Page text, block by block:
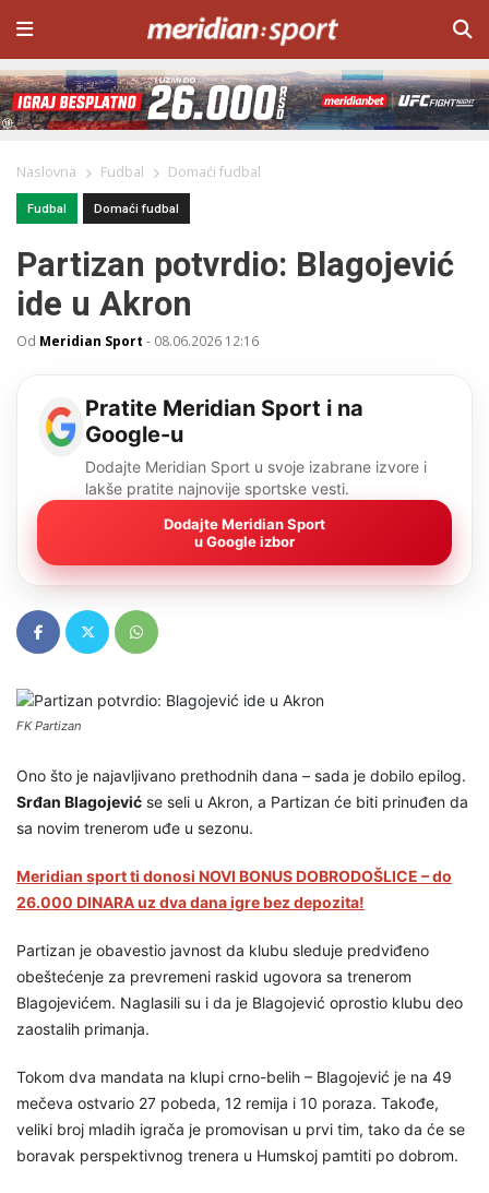
Naslovna Fudbal Domaći fudbal
Fudbal Domaći fudbal
Partizan potvrdio: Blagojević
ide u Akron
Od Meridian Sport - 08.06.2026 12:16
Pratite Meridian Sport i na
Google-u
Dodajte Meridian Sport u svoje izabrane izvore i
lakše pratite najnovije sportske vesti.
Dodajte Meridian Sport
u Google izbor
FK Partizan
Ono što je najavljivano prethodnih dana – sada je dobilo epilog.
Srđan Blagojević se seli u Akron, a Partizan će biti prinuđen da
sa novim trenerom uđe u sezonu.
Meridian sport ti donosi NOVI BONUS DOBRODOŠLICE – do
26.000 DINARA uz dva dana igre bez depozita!
Partizan je obavestio javnost da klubu sleduje predviđeno
obeštećenje za prevremeni raskid ugovora sa trenerom
Blagojevićem. Naglasili su i da je Blagojević oprostio klubu deo
zaostalih primanja.
Tokom dva mandata na klupi crno-belih – Blagojević je na 49
mečeva ostvario 27 pobeda, 12 remija i 10 poraza. Takođe,
veliki broj mladih igrača je promovisan u prvi tim, tako da će se
boravak perspektivnog trenera u Humskoj pamtiti po dobrom.